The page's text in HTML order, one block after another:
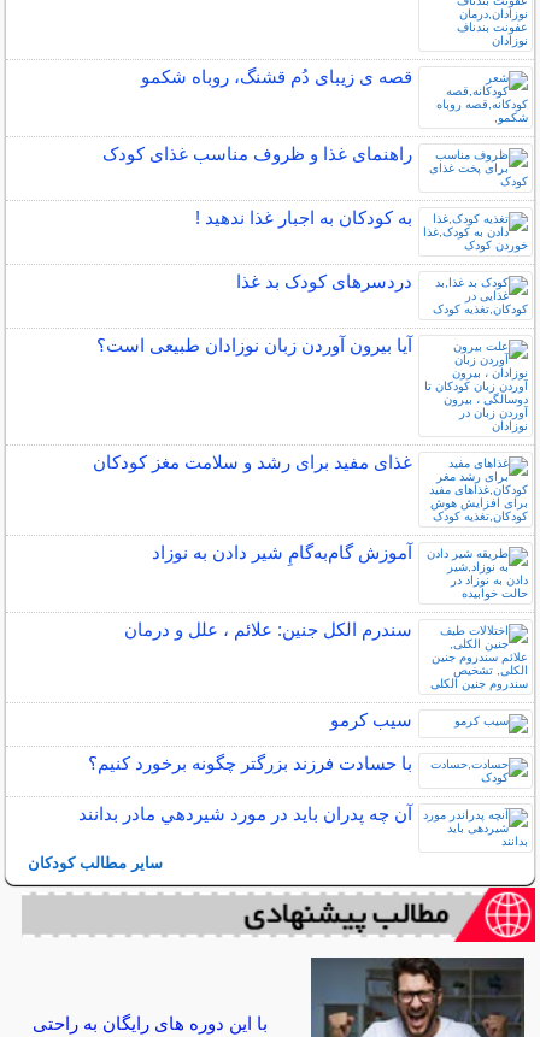
قصه ی زیبای دُم قشنگ، روباه شکمو
راهنمای غذا و ظروف مناسب غذای کودک
به کودکان به اجبار غذا ندهید !
دردسرهای کودک بد غذا
آیا بیرون آوردن زبان نوزادان طبیعی است؟
غذای مفید برای رشد و سلامت مغز کودکان
آموزش گام‌به‌گامِ شیر دادن به نوزاد
سندرم الکل جنین: علائم ، علل و درمان
سیب کرمو
با حسادت فرزند بزرگتر چگونه برخورد کنیم؟
آن چه پدران بايد در مورد شيردهي مادر بدانند
سایر مطالب کودکان
با این دوره های رایگان به راحتی